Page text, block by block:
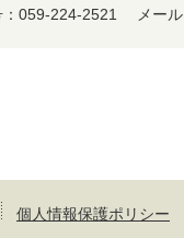
：059-224-2521 メー
個人情報保護ポリシー